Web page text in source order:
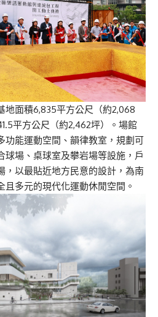
地面積6,835平方公尺（約2,068
平方公尺（約2,462坪）。場館
功能運動空間、韻律教室，規劃可
球場、桌球室及攀岩場等設施，戶
，以最貼近地方民意的設計，為南
多元的現代化運動休閒空間。